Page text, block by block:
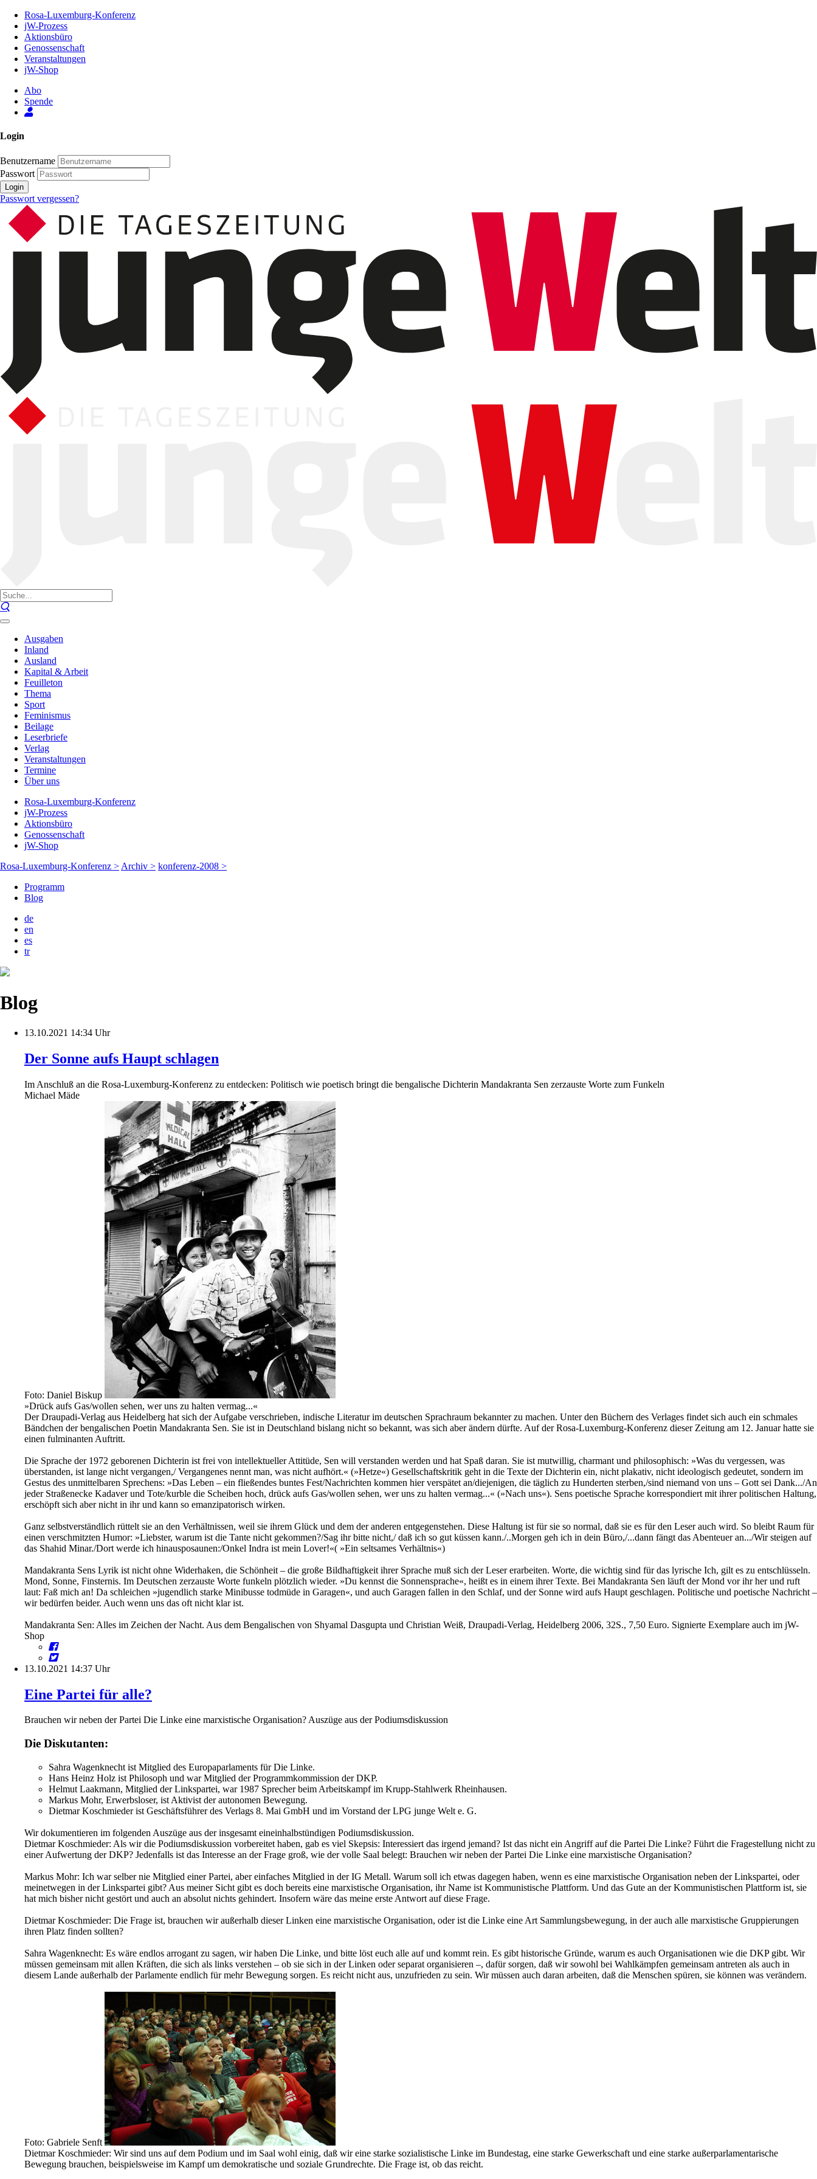
Inhalt
Seite
Rosa-Luxemburg-Konferenz
jW-Prozess
Aktionsbüro
Genossenschaft
Veranstaltungen
jW-Shop
Abo
Spende
Login
Benutzername
Passwort
Login
Passwort vergessen?
Ausgaben
Inland
Ausland
Kapital & Arbeit
Feuilleton
Thema
Sport
Feminismus
Beilage
Leserbriefe
Verlag
Veranstaltungen
Termine
Über uns
Rosa-Luxemburg-Konferenz
jW-Prozess
Aktionsbüro
Genossenschaft
jW-Shop
Rosa-Luxemburg-Konferenz > Archiv > konferenz-2008 >
Programm
Blog
de
en
es
tr
Blog
13.10.2021 14:34 Uhr
Der Sonne aufs Haupt schlagen
Im Anschluß an die Rosa-Luxemburg-Konferenz zu entdecken: Politisch wie poetisch bringt die bengalische Dichterin Mandakranta Sen zerzauste Worte zum Funkeln
Michael Mäde
Foto: Daniel Biskup
»Drück aufs Gas/wollen sehen, wer uns zu halten vermag...«
Der Draupadi-Verlag aus Heidelberg hat sich der Aufgabe verschrieben, indische Literatur im deutschen Sprachraum bekannter zu machen. Unter den Büchern des Verlages findet sich auch ein schmales
Bändchen der bengalischen Poetin Mandakranta Sen. Sie ist in Deutschland bislang nicht so bekannt, was sich aber ändern dürfte. Auf der Rosa-Luxemburg-Konferenz dieser Zeitung am 12. Januar hatte sie
einen fulminanten Auftritt.
Die Sprache der 1972 geborenen Dichterin ist frei von intellektueller Attitüde, Sen will verstanden werden und hat Spaß daran. Sie ist mutwillig, charmant und philosophisch: »Was du vergessen, was
überstanden, ist lange nicht vergangen,/ Vergangenes nennt man, was nicht aufhört.« (»Hetze«) Gesellschaftskritik geht in die Texte der Dichterin ein, nicht plakativ, nicht ideologisch gedeutet, sondern im
Gestus des unmittelbaren Sprechens: »Das Leben – ein fließendes buntes Fest/Nachrichten kommen hier verspätet an/diejenigen, die täglich zu Hunderten sterben,/sind niemand von uns – Gott sei Dank.../An
jeder Straßenecke Kadaver und Tote/kurble die Scheiben hoch, drück aufs Gas/wollen sehen, wer uns zu halten vermag...« (»Nach uns«). Sens poetische Sprache korrespondiert mit ihrer politischen Haltung,
erschöpft sich aber nicht in ihr und kann so emanzipatorisch wirken.
Ganz selbstverständlich rüttelt sie an den Verhältnissen, weil sie ihrem Glück und dem der anderen entgegenstehen. Diese Haltung ist für sie so normal, daß sie es für den Leser auch wird. So bleibt Raum für
einen verschmitzten Humor: »Liebster, warum ist die Tante nicht gekommen?/Sag ihr bitte nicht,/ daß ich so gut küssen kann./..Morgen geh ich in dein Büro,/...dann fängt das Abenteuer an.../Wir steigen auf
das Shahid Minar./Dort werde ich hinausposaunen:/Onkel Indra ist mein Lover!«( »Ein seltsames Verhältnis«)
Mandakranta Sens Lyrik ist nicht ohne Widerhaken, die Schönheit – die große Bildhaftigkeit ihrer Sprache muß sich der Leser erarbeiten. Worte, die wichtig sind für das lyrische Ich, gilt es zu entschlüsseln.
Mond, Sonne, Finsternis. Im Deutschen zerzauste Worte funkeln plötzlich wieder. »Du kennst die Sonnensprache«, heißt es in einem ihrer Texte. Bei Mandakranta Sen läuft der Mond vor ihr her und ruft
laut: Faß mich an! Da schleichen »jugendlich starke Minibusse todmüde in Garagen«, und auch Garagen fallen in den Schlaf, und der Sonne wird aufs Haupt geschlagen. Politische und poetische Nachricht –
wir bedürfen beider. Auch wenn uns das oft nicht klar ist.
Mandakranta Sen: Alles im Zeichen der Nacht. Aus dem Bengalischen von Shyamal Dasgupta und Christian Weiß, Draupadi-Verlag, Heidelberg 2006, 32S., 7,50 Euro. Signierte Exemplare auch im jW-
Shop
13.10.2021 14:37 Uhr
Eine Partei für alle?
Brauchen wir neben der Partei Die Linke eine marxistische Organisation? Auszüge aus der Podiumsdiskussion
Die Diskutanten:
Sahra Wagenknecht ist Mitglied des Europaparlaments für Die Linke.
Hans Heinz Holz ist Philosoph und war Mitglied der Programmkommission der DKP.
Helmut Laakmann, Mitglied der Linkspartei, war 1987 Sprecher beim Arbeitskampf im Krupp-Stahlwerk Rheinhausen.
Markus Mohr, Erwerbsloser, ist Aktivist der autonomen Bewegung.
Dietmar Koschmieder ist Geschäftsführer des Verlags 8. Mai GmbH und im Vorstand der LPG junge Welt e. G.
Wir dokumentieren im folgenden Auszüge aus der insgesamt eineinhalbstündigen Podiumsdiskussion.
Dietmar Koschmieder: Als wir die Podiumsdiskussion vorbereitet haben, gab es viel Skepsis: Interessiert das irgend jemand? Ist das nicht ein Angriff auf die Partei Die Linke? Führt die Fragestellung nicht zu
einer Aufwertung der DKP? Jedenfalls ist das Interesse an der Frage groß, wie der volle Saal belegt: Brauchen wir neben der Partei Die Linke eine marxistische Organisation?
Markus Mohr: Ich war selber nie Mitglied einer Partei, aber einfaches Mitglied in der IG Metall. Warum soll ich etwas dagegen haben, wenn es eine marxistische Organisation neben der Linkspartei, oder
meinetwegen in der Linkspartei gibt? Aus meiner Sicht gibt es doch bereits eine marxistische Organisation, ihr Name ist Kommunistische Plattform. Und das Gute an der Kommunistischen Plattform ist, sie
hat mich bisher nicht gestört und auch an absolut nichts gehindert. Insofern wäre das meine erste Antwort auf diese Frage.
Dietmar Koschmieder: Die Frage ist, brauchen wir außerhalb dieser Linken eine marxistische Organisation, oder ist die Linke eine Art Sammlungsbewegung, in der auch alle marxistische Gruppierungen
ihren Platz finden sollten?
Sahra Wagenknecht: Es wäre endlos arrogant zu sagen, wir haben Die Linke, und bitte löst euch alle auf und kommt rein. Es gibt historische Gründe, warum es auch Organisationen wie die DKP gibt. Wir
müssen gemeinsam mit allen Kräften, die sich als links verstehen – ob sie sich in der Linken oder separat organisieren –, dafür sorgen, daß wir sowohl bei Wahlkämpfen gemeinsam antreten als auch in
diesem Lande außerhalb der Parlamente endlich für mehr Bewegung sorgen. Es reicht nicht aus, unzufrieden zu sein. Wir müssen auch daran arbeiten, daß die Menschen spüren, sie können was verändern.
Foto: Gabriele Senft
Dietmar Koschmieder: Wir sind uns auf dem Podium und im Saal wohl einig, daß wir eine starke sozialistische Linke im Bundestag, eine starke Gewerkschaft und eine starke außerparlamentarische
Bewegung brauchen, beispielsweise im Kampf um demokratische und soziale Grundrechte. Die Frage ist, ob das reicht.